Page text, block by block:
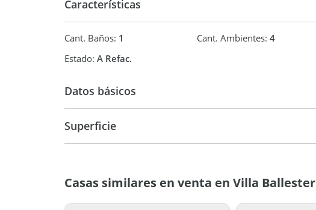
Características
Cant. Baños: 1 Cant. Ambientes: 4
Estado: A Refac.
Datos básicos
Superficie
Casas similares en venta en Villa Ballester